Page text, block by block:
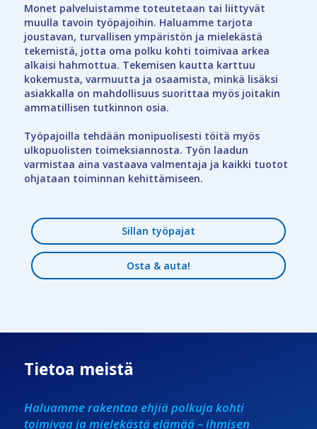
Monet palveluistamme toteutetaan tai liittyvät
muulla tavoin työpajoihin. Haluamme tarjota
joustavan, turvallisen ympäristön ja mielekästä
tekemistä, jotta oma polku kohti toimivaa arkea
alkaisi hahmottua. Tekemisen kautta karttuu
kokemusta, varmuutta ja osaamista, minkä lisäksi
asiakkalla on mahdollisuus suorittaa myös joitakin
ammatillisen tutkinnon osia.
Työpajoilla tehdään monipuolisesti töitä myös
ulkopuolisten toimeksiannosta. Työn laadun
varmistaa aina vastaava valmentaja ja kaikki tuotot
ohjataan toiminnan kehittämiseen.
Sillan työpajat
Osta & auta!
Tietoa meistä
Haluamme rakentaa ehjiä polkuja kohti
toimivaa ja mielekästä elämää – ihmisen